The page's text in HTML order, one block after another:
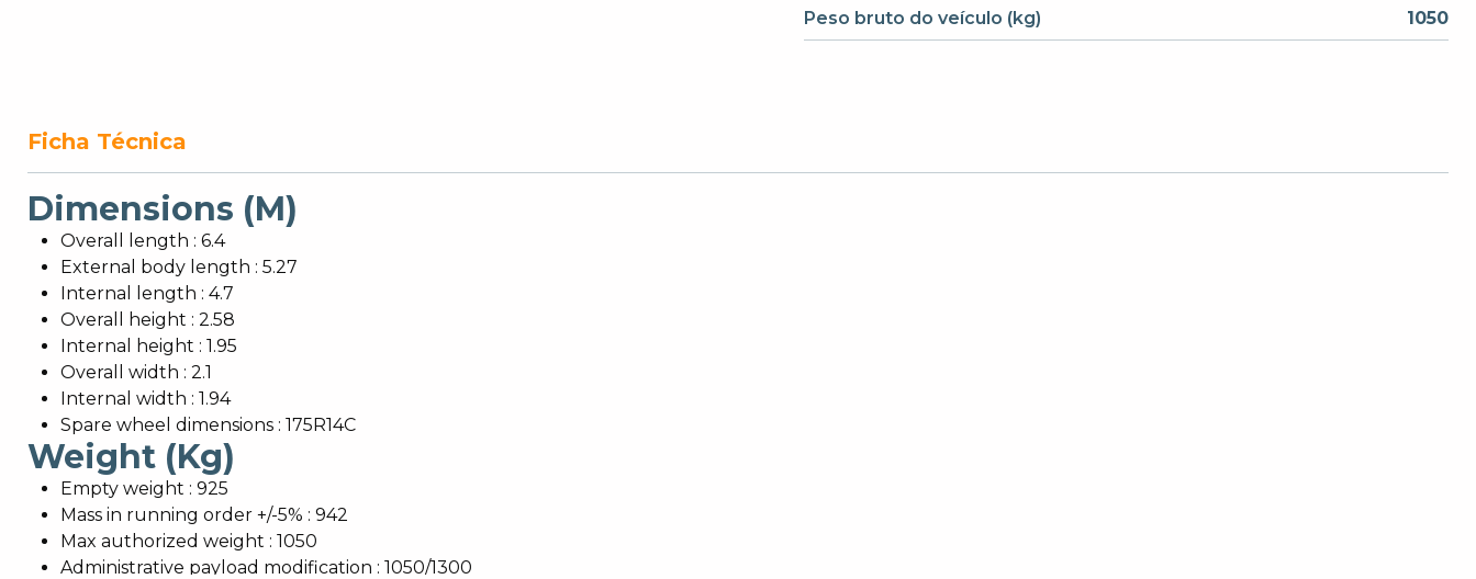
Peso bruto do veículo (kg) 1050
Ficha Técnica
Dimensions (M)
Overall length : 6.4
External body length : 5.27
Internal length : 4.7
Overall height : 2.58
Internal height : 1.95
Overall width : 2.1
Internal width : 1.94
Spare wheel dimensions : 175R14C
Weight (Kg)
Empty weight : 925
Mass in running order +/-5% : 942
Max authorized weight : 1050
Administrative payload modification : 1050/1300